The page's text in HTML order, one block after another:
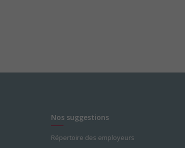
Nos suggestions
Répertoire des employeurs